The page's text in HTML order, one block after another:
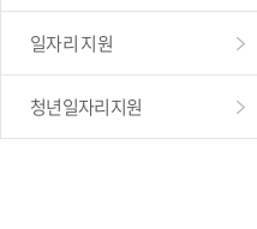
일자리 지원
청년일자리지원